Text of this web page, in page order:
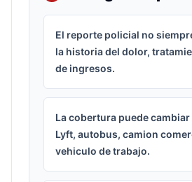
El reporte policial no
la historia del dolor,
de ingresos.
La cobertura puede cambiar
Lyft, autobus, camion
vehiculo de trabajo.